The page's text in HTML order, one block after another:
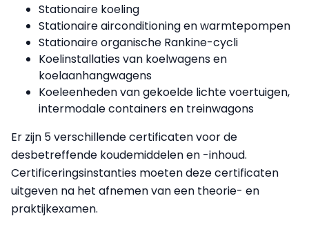
Stationaire koeling
Stationaire airconditioning en warmtepompen
Stationaire organische Rankine-cycli
Koelinstallaties van koelwagens en
koelaanhangwagens
Koeleenheden van gekoelde lichte voertuigen,
intermodale containers en treinwagons
Er zijn 5 verschillende certificaten voor de
desbetreffende koudemiddelen en -inhoud.
Certificeringsinstanties moeten deze certificaten
uitgeven na het afnemen van een theorie- en
praktijkexamen.